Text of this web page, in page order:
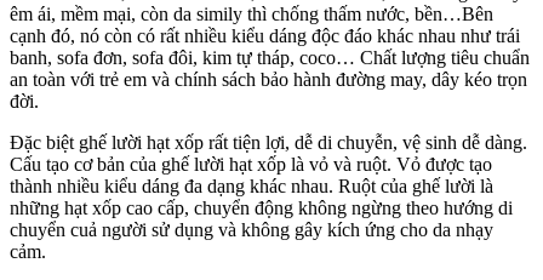
êm ái, mềm mại, còn da simily thì chống thấm nước, bền…Bên
cạnh đó, nó còn có rất nhiều kiểu dáng độc đáo khác nhau như trái
banh, sofa đơn, sofa đôi, kim tự tháp, coco… Chất lượng tiêu chuẩn
an toàn với trẻ em và chính sách bảo hành đường may, dây kéo trọn
đời.
Đặc biệt ghế lười hạt xốp rất tiện lợi, dễ di chuyễn, vệ sinh dễ dàng.
Cấu tạo cơ bản của ghế lười hạt xốp là vỏ và ruột. Vỏ được tạo
thành nhiều kiểu dáng đa dạng khác nhau. Ruột của ghế lười là
những hạt xốp cao cấp, chuyển động không ngừng theo hướng di
chuyển cuả người sử dụng và không gây kích ứng cho da nhạy
cảm.